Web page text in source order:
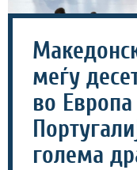
меѓу
во
голема